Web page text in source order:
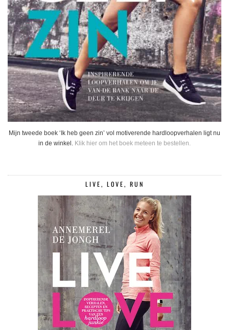
Mijn tweede boek ‘Ik heb geen zin’ vol motiverende hardloopverhalen ligt nu
in de winkel. Klik hier om het boek meteen te bestellen.
LIVE, LOVE, RUN